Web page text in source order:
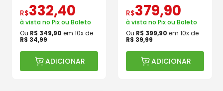
R$332,40
à vista no Pix ou Boleto
Ou R$ 349,90 em 10x de
R$ 34,99
ADICIONAR
R$379,90
à vista no Pix ou Boleto
Ou R$ 399,90 em 10x de
R$ 39,99
ADICIONAR